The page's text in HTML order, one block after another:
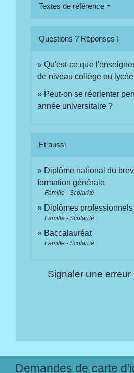
Textes de référence
Questions ? Réponses !
Qu'est-ce que
de niveau collège ou
Peut-on se réorienter
année universitaire ?
Et aussi
Diplôme national du
formation générale
Famille - Scolarité
Diplômes professionnels
Famille - Scolarité
Baccalauréat
Famille - Scolarité
Signaler une
Demandes de carte